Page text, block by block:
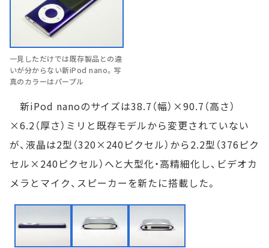
一見しただけでは既存製品との違
いが分からない新iPod nano。写
真のカラーはパープル
新iPod nanoのサイズは38.7（幅）×90.7（高さ）
×6.2（厚さ）ミリと既存モデルから変更されていない
が、液晶は2型（320×240ピクセル）から2.2型（376ピク
セル×240ピクセル）へと大型化・高精細化し、ビデオカ
メラとマイク、スピーカーを新たに搭載した。